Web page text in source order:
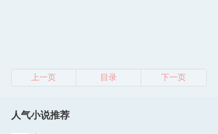
上一页 目录 下一页
人气小说推荐